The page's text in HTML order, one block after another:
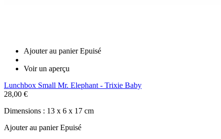
Ajouter au panier Epuisé
Voir un aperçu
Lunchbox Small Mr. Elephant - Trixie Baby
28,00 €
Dimensions : 13 x 6 x 17 cm
Ajouter au panierEpuisé